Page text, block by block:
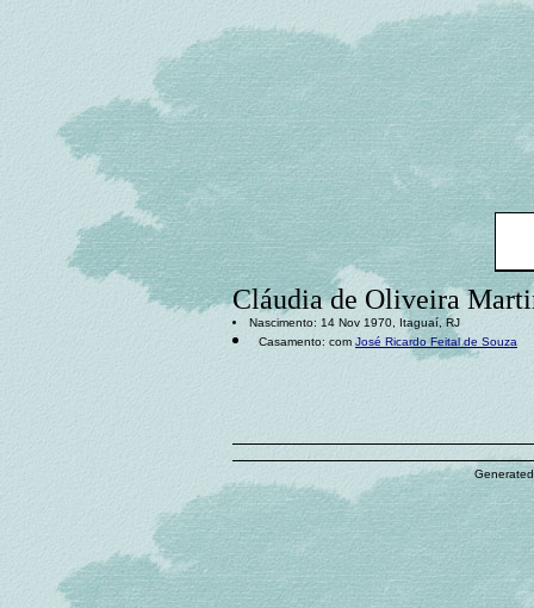
Cláudia de Oliveira
Nascimento: 14 Nov 1970, Itaguaí, RJ
Casamento: com José Ricardo Feital de Souza